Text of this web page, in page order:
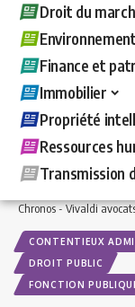
Droit du
Finance et
Immobilier
Propriété
Ressources
Transmission
Chronos - Vivaldi
CONTENTIEUX
DROIT PUBLIC
FONCTION